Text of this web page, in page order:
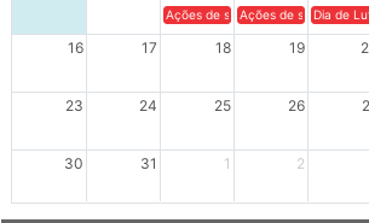
Ações de solidariedade a Cuba
Ações de Dia de
16 17 18 19
23 24 25 26
30 31 1 2